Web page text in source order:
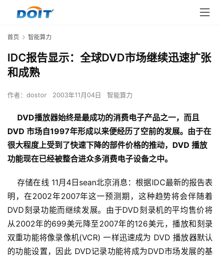
首页 智能算力
IDC报告显示：全球DVD市场继续迅速扩张
和成熟
作者： dostor 2003年11月04日 智能算力
DVD播放器始终是最成功的消费电子产品之一，而且
DVD 市场自1997年形成以来便经历了空前的发展。由于在
很大程度上受到了快速下降的部件价格的推动，DVD 播放
功能现在已经被整合进众多消费电子设备之中。
存储在线 11月4日sean北京消息 ：根据IDC最新的报告表
明，在2002年2007年这一预测期，这种趋势将会伴随着
DVD刻录功能而继续发展。由于DVD刻录机的平均售价将
从2002年的699美元降至2007年的126美元，播放和刻录
双重功能将像录像机(VCR) 一样迅速成为 DVD 播放器默认
的功能设置，因此 DVD记录功能将成为DVD市场发展的基